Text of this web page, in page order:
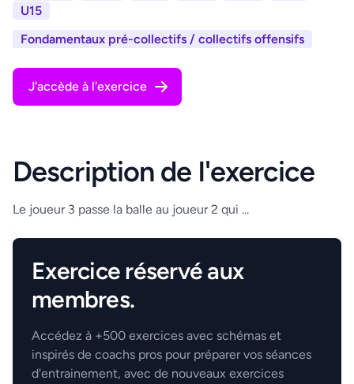
U15
Fondamentaux pré-collectifs / collectifs offensifs
J'accède à l'exercice
Description de l'exercice
Le joueur 3 passe la balle au joueur 2 qui ...
.
Exercice réservé aux
membres.
Accédez à +500 exercices avec schémas et
inspirés de coachs pros pour préparer vos séances
d'entrainement, avec de nouveaux exercices